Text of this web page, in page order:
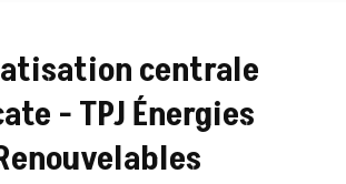
centrale
- TPJ Énergies